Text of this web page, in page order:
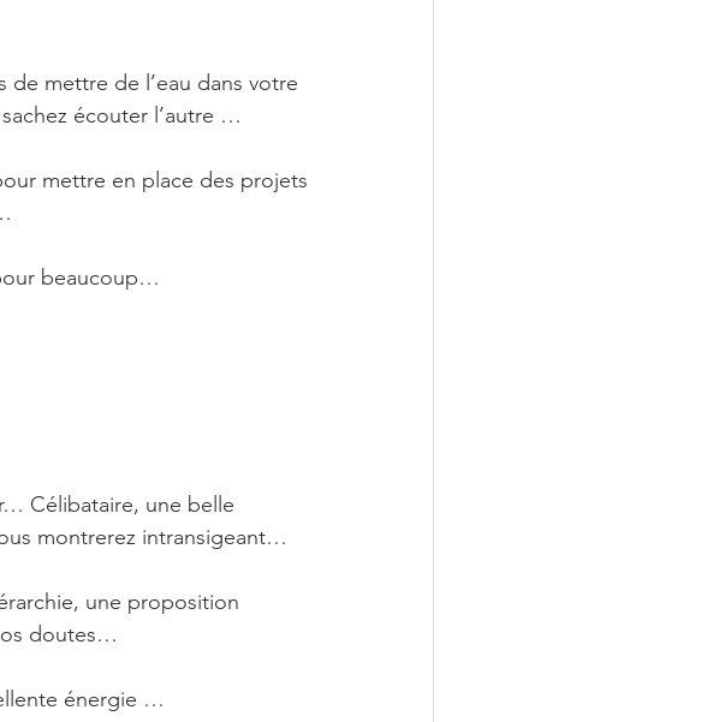
de mettre de l’eau dans votre
écouter l’autre …
mettre en place des projets
beaucoup…
Célibataire, une belle
montrerez intransigeant…
une proposition
doutes…
énergie …